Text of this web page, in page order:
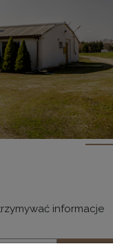
informacje